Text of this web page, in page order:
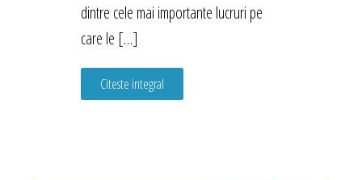
dintre cele mai importante lucruri pe
care le […]
Citeste integral